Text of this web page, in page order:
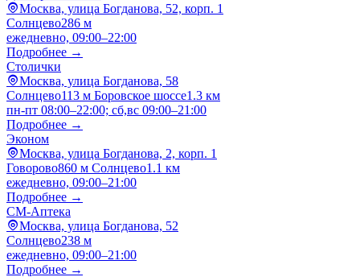
Москва, улица Богданова, 52, корп. 1
Солнцево286 м
ежедневно, 09:00–22:00
Подробнее →
Столички
Москва, улица Богданова, 58
Солнцево113 м Боровское шоссе1.3 км
пн-пт 08:00–22:00; сб,вс 09:00–21:00
Подробнее →
Эконом
Москва, улица Богданова, 2, корп. 1
Говорово860 м Солнцево1.1 км
ежедневно, 09:00–21:00
Подробнее →
СМ-Аптека
Москва, улица Богданова, 52
Солнцево238 м
ежедневно, 09:00–21:00
Подробнее →